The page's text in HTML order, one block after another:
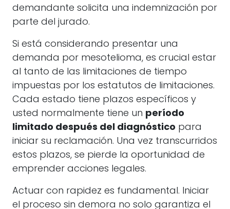
demandante solicita una indemnización por
parte del jurado.
Si está considerando presentar una
demanda por mesotelioma, es crucial estar
al tanto de las limitaciones de tiempo
impuestas por los estatutos de limitaciones.
Cada estado tiene plazos específicos y
usted normalmente tiene un período
limitado después del diagnóstico para
iniciar su reclamación. Una vez transcurridos
estos plazos, se pierde la oportunidad de
emprender acciones legales.
Actuar con rapidez es fundamental. Iniciar
el proceso sin demora no solo garantiza el